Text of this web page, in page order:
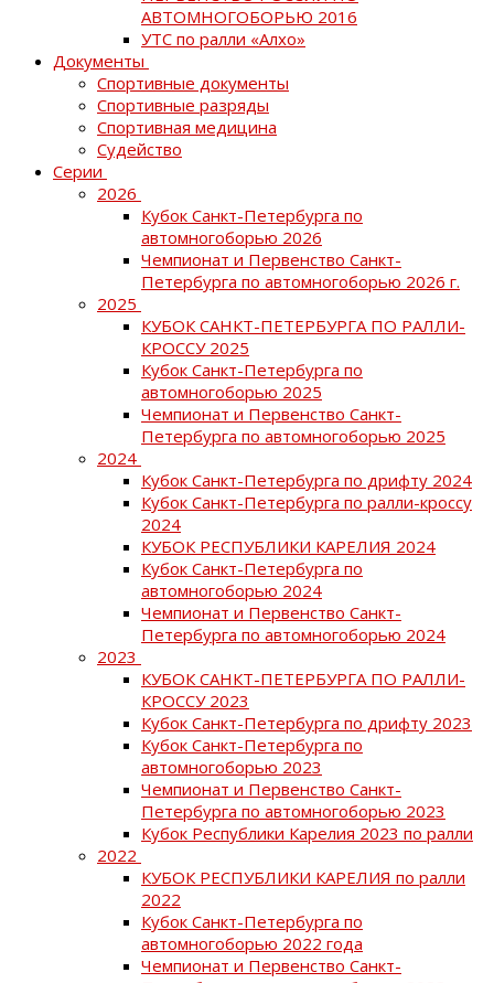
АВТОМНОГОБОРЬЮ 2016
УТС по ралли «Алхо»
Документы
Спортивные документы
Спортивные разряды
Спортивная медицина
Судейство
Серии
2026
Кубок Санкт-Петербурга по
автомногоборью 2026
Чемпионат и Первенство Санкт-
Петербурга по автомногоборью 2026 г.
2025
КУБОК САНКТ-ПЕТЕРБУРГА ПО РАЛЛИ-
КРОССУ 2025
Кубок Санкт-Петербурга по
автомногоборью 2025
Чемпионат и Первенство Санкт-
Петербурга по автомногоборью 2025
2024
Кубок Санкт-Петербурга по дрифту 2024
Кубок Санкт-Петербурга по ралли-кроссу
2024
КУБОК РЕСПУБЛИКИ КАРЕЛИЯ 2024
Кубок Санкт-Петербурга по
автомногоборью 2024
Чемпионат и Первенство Санкт-
Петербурга по автомногоборью 2024
2023
КУБОК САНКТ-ПЕТЕРБУРГА ПО РАЛЛИ-
КРОССУ 2023
Кубок Санкт-Петербурга по дрифту 2023
Кубок Санкт-Петербурга по
автомногоборью 2023
Чемпионат и Первенство Санкт-
Петербурга по автомногоборью 2023
Кубок Республики Карелия 2023 по ралли
2022
КУБОК РЕСПУБЛИКИ КАРЕЛИЯ по ралли
2022
Кубок Санкт-Петербурга по
автомногоборью 2022 года
Чемпионат и Первенство Санкт-